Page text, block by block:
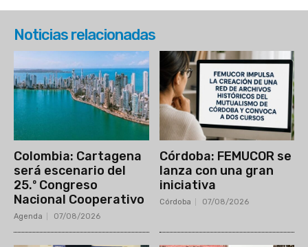
Noticias relacionadas
Colombia: Cartagena
será escenario del
25.º Congreso
Nacional Cooperativo
Agenda 07/08/2026
Córdoba: FEMUCOR se
lanza con una gran
iniciativa
Córdoba 07/08/2026